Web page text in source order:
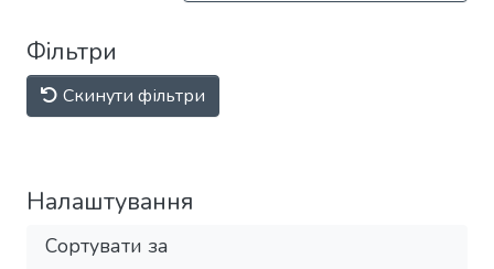
Фільтри
Скинути фільтри
Налаштування
Сортувати за